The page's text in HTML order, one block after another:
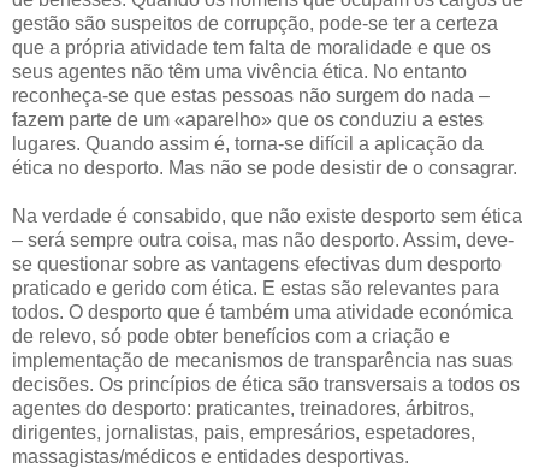
gestão são suspeitos de corrupção, pode-se ter a certeza
que a própria atividade tem falta de moralidade e que os
seus agentes não têm uma vivência ética. No entanto
reconheça-se que estas pessoas não surgem do nada –
fazem parte de um «aparelho» que os conduziu a estes
lugares. Quando assim é, torna-se difícil a aplicação da
ética no desporto. Mas não se pode desistir de o consagrar.
Na verdade é consabido, que não existe desporto sem ética
– será sempre outra coisa, mas não desporto. Assim, deve-
se questionar sobre as vantagens efectivas dum desporto
praticado e gerido com ética. E estas são relevantes para
todos. O desporto que é também uma atividade económica
de relevo, só pode obter benefícios com a criação e
implementação de mecanismos de transparência nas suas
decisões. Os princípios de ética são transversais a todos os
agentes do desporto: praticantes, treinadores, árbitros,
dirigentes, jornalistas, pais, empresários, espetadores,
massagistas/médicos e entidades desportivas.